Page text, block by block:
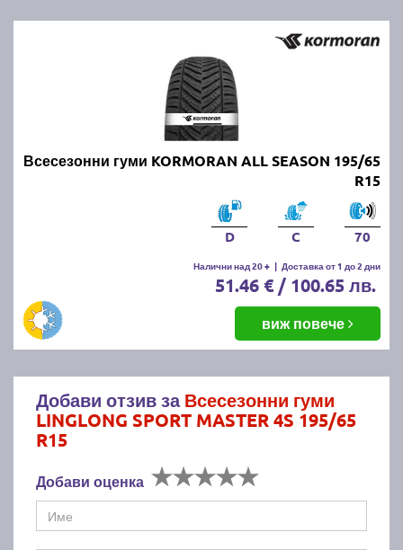
Всесезонни гуми KORMORAN ALL SEASON 195/65
R15
D C 70
Налични над 20 + | Доставка от 1 до 2 дни
51.46 € / 100.65 лв.
виж повече
Добави отзив заВсесезонни гуми
LINGLONG SPORT MASTER 4S 195/65
R15
Добави оценка